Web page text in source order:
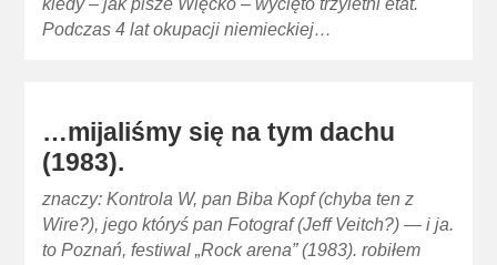
Podczas 4 lat okupacji niemieckiej…
…mijaliśmy się na tym dachu
(1983).
znaczy: Kontrola W, pan Biba Kopf (chyba ten z
Wire?), jego któryś pan Fotograf (Jeff Veitch?) — i ja.
to Poznań, festiwal „Rock arena” (1983). robiłem